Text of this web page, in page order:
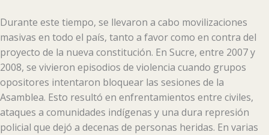
Durante este tiempo, se llevaron a cabo movilizaciones
masivas en todo el país, tanto a favor como en contra del
proyecto de la nueva constitución. En Sucre, entre 2007 y
2008, se vivieron episodios de violencia cuando grupos
opositores intentaron bloquear las sesiones de la
Asamblea. Esto resultó en enfrentamientos entre civiles,
ataques a comunidades indígenas y una dura represión
policial que dejó a decenas de personas heridas. En varias